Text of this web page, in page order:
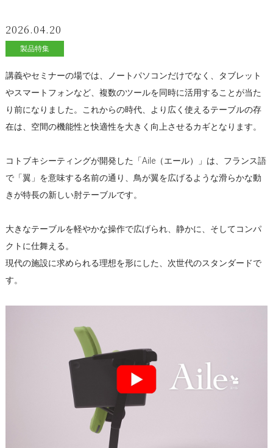
2026.04.20
製品特集
講義やセミナーの場では、ノートパソコンだけでなく、タブレット
やスマートフォンなど、複数のツールを同時に活用することが当た
り前になりました。これからの時代、より広く使えるテーブルの存
在は、空間の機能性と快適性を大きく向上させるカギとなります。
コトブキシーティングが開発した「Aile（エール）」は、フランス語
で「翼」を意味する名前の通り、鳥が翼を広げるような滑らかな動
きが特長の新しい肘テーブルです。
大きなテーブルを軽やかな操作で広げられ、静かに、そしてコンパ
クトに仕舞える。
現代の施設に求められる理想を形にした、次世代のスタンダードで
す。